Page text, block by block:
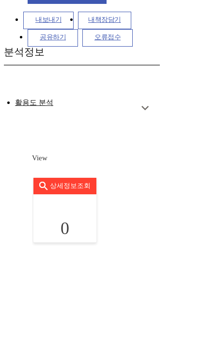
내보내기 내책장담기
공유하기 오류접수
분석정보
활용도 분석
View
상세정보조회
0